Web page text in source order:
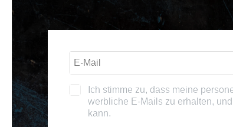
Ich stimme zu, dass meine
werbliche E-Mails zu erhalten,
kann.